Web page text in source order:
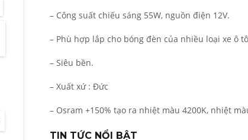
– Công suất chiếu sáng 55W, nguồn điện 12V.
– Phù hợp lắp cho bóng đèn của nhiều loại xe ô tô
– Siêu bền.
– Xuất xứ : Đức
– Osram +150% tạo ra nhiệt màu 4200K, nhiệt
TIN TỨC NỔI BẬT